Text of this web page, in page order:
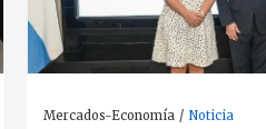
Mercados-Economía Noticia